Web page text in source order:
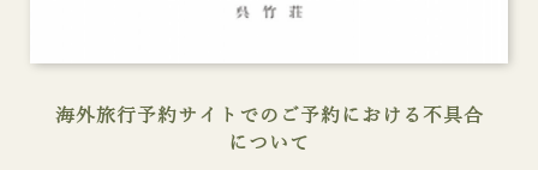
海外旅行予約サイトでのご予約における不具合
について